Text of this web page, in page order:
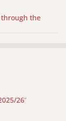
through the
26“